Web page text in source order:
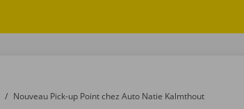
to
Nouveau Pick-up Point chez Auto Natie Kalmthout